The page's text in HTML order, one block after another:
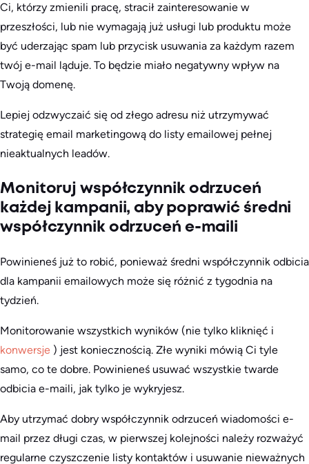
Ci, którzy zmienili pracę, stracił zainteresowanie w
przeszłości, lub nie wymagają już usługi lub produktu może
być uderzając spam lub przycisk usuwania za każdym razem
twój e-mail ląduje. To będzie miało negatywny wpływ na
Twoją domenę.
Lepiej odzwyczaić się od złego adresu niż utrzymywać
strategię email marketingową do listy emailowej pełnej
nieaktualnych leadów.
Monitoruj współczynnik odrzuceń
każdej kampanii, aby poprawić średni
współczynnik odrzuceń e-maili
Powinieneś już to robić, ponieważ średni współczynnik odbicia
dla kampanii emailowych może się różnić z tygodnia na
tydzień.
Monitorowanie wszystkich wyników (nie tylko kliknięć i
konwersje ) jest koniecznością. Złe wyniki mówią Ci tyle
samo, co te dobre. Powinieneś usuwać wszystkie twarde
odbicia e-maili, jak tylko je wykryjesz.
Aby utrzymać dobry współczynnik odrzuceń wiadomości e-
mail przez długi czas, w pierwszej kolejności należy rozważyć
regularne czyszczenie listy kontaktów i usuwanie nieważnych